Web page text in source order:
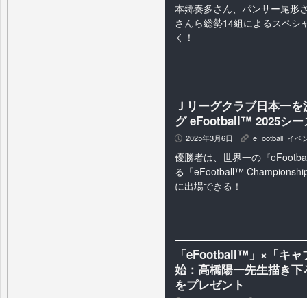
本郷奏多さん、パンサー尾形
さんら総勢14組によるスペシ
く！
Ｊリーグクラブ日本一
グ eFootball™ 2025シー
P 2025年3月6日 K eFootball イベ
優勝者は、世界一の『
る「eFootball™
に出場できる！
「eFootball™」×「キャ
始：高橋陽一先生描き
をプレゼント